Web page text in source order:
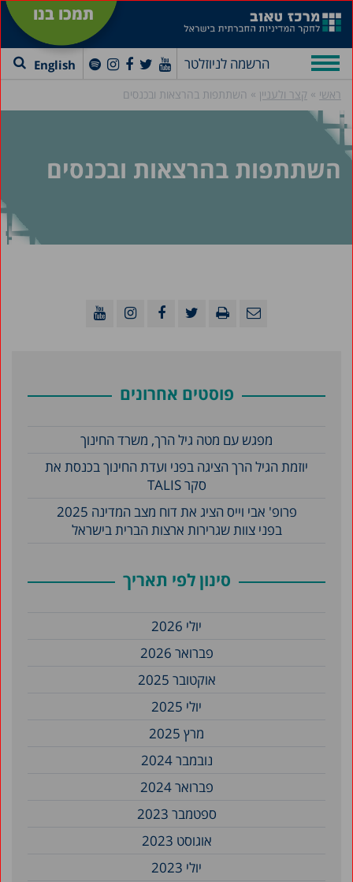
תמכו בנו
הרשמה לניוזלטר English
ראשי » קצר ולעניין » השתתפות בהרצאות ובכנסים
השתתפות בהרצאות ובכנסים
פוסטים אחרונים
מפגש עם מטה גיל הרך, משרד החינוך
יוזמת הגיל הרך הציגה בפני ועדת החינוך בכנסת את
סקר TALIS
פרופ' אבי וייס הציג את דוח מצב המדינה 2025
בפני צוות שגרירות ארצות הברית בישראל
סינון לפי תאריך
יולי 2026
פברואר 2026
אוקטובר 2025
יולי 2025
מרץ 2025
נובמבר 2024
פברואר 2024
ספטמבר 2023
אוגוסט 2023
יולי 2023